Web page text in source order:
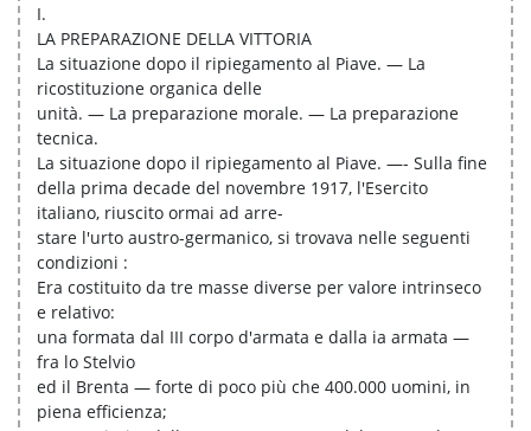
I.
LA PREPARAZIONE DELLA VITTORIA
La situazione dopo il ripiegamento al Piave. — La
ricostituzione organica delle
unità. — La preparazione morale. — La preparazione
tecnica.
La situazione dopo il ripiegamento al Piave. —- Sulla fine
della prima decade del novembre 1917, l'Esercito
italiano, riuscito ormai ad arre-
stare l'urto austro-germanico, si trovava nelle seguenti
condizioni :
Era costituito da tre masse diverse per valore intrinseco
e relativo:
una formata dal III corpo d'armata e dalla ia armata —
fra lo Stelvio
ed il Brenta — forte di poco più che 400.000 uomini, in
piena efficienza;